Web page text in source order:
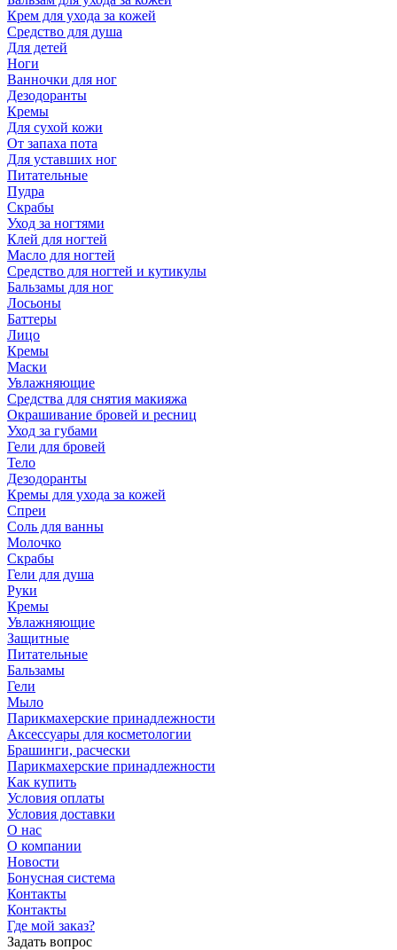
Крем для ухода за кожей
Средство для душа
Для детей
Ноги
Ванночки для ног
Дезодоранты
Кремы
Для сухой кожи
От запаха пота
Для уставших ног
Питательные
Пудра
Скрабы
Уход за ногтями
Клей для ногтей
Масло для ногтей
Средство для ногтей и кутикулы
Бальзамы для ног
Лосьоны
Баттеры
Лицо
Кремы
Маски
Увлажняющие
Средства для снятия макияжа
Окрашивание бровей и ресниц
Уход за губами
Гели для бровей
Тело
Дезодоранты
Кремы для ухода за кожей
Спреи
Соль для ванны
Молочко
Скрабы
Гели для душа
Руки
Кремы
Увлажняющие
Защитные
Питательные
Бальзамы
Гели
Мыло
Парикмахерские принадлежности
Аксессуары для косметологии
Брашинги, расчески
Парикмахерские принадлежности
Как купить
Условия оплаты
Условия доставки
О нас
О компании
Новости
Бонусная система
Контакты
Контакты
Где мой заказ?
Задать вопрос